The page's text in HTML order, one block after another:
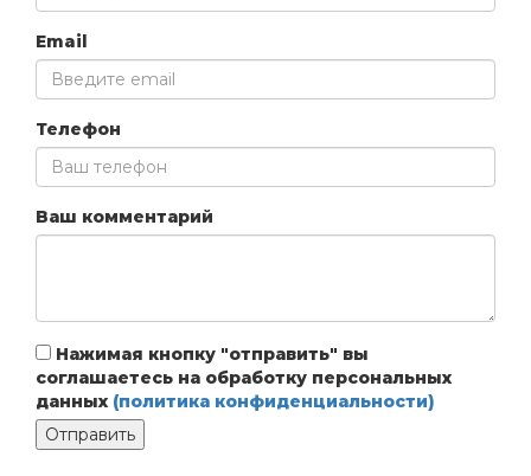
Email
Телефон
Ваш комментарий
Нажимая кнопку "отправить" вы
соглашаетесь на обработку персональных
данных (политика конфиденциальности)
Отправить